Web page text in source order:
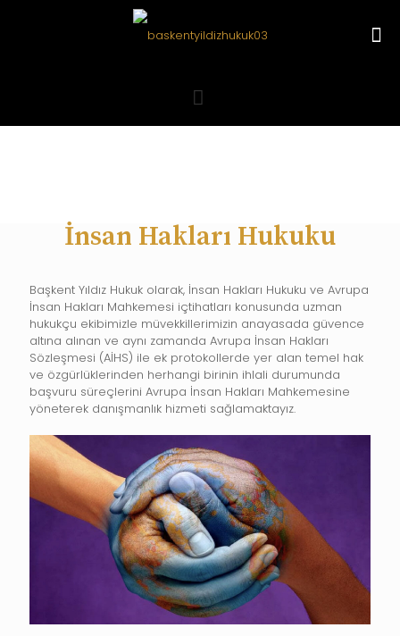
İnsan Hakları Hukuku
Başkent Yıldız Hukuk olarak, İnsan Hakları Hukuku ve Avrupa
İnsan Hakları Mahkemesi içtihatları konusunda uzman
hukukçu ekibimizle müvekkillerimizin anayasada güvence
altına alınan ve aynı zamanda Avrupa İnsan Hakları
Sözleşmesi (AİHS) ile ek protokollerde yer alan temel hak
ve özgürlüklerinden herhangi birinin ihlali durumunda
başvuru süreçlerini Avrupa İnsan Hakları Mahkemesine
yöneterek danışmanlık hizmeti sağlamaktayız.